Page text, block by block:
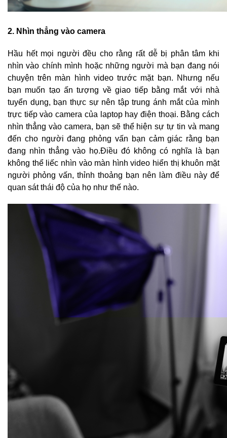
2. Nhìn thẳng vào camera
Hầu hết mọi người đều cho rằng rất dễ bị phân tâm khi
nhìn vào chính mình hoặc những người mà bạn đang nói
chuyện trên màn hình video trước mặt bạn. Nhưng nếu
bạn muốn tạo ấn tượng về giao tiếp bằng mắt với nhà
tuyển dụng, bạn thực sự nên tập trung ánh mắt của mình
trực tiếp vào camera của laptop hay điện thoại. Bằng cách
nhìn thẳng vào camera, bạn sẽ thể hiện sự tự tin và mang
đến cho người đang phỏng vấn bạn cảm giác rằng bạn
đang nhìn thẳng vào họ.Điều đó không có nghĩa là bạn
không thể liếc nhìn vào màn hình video hiển thị khuôn mặt
người phỏng vấn, thỉnh thoảng bạn nên làm điều này để
quan sát thái độ của họ như thế nào.